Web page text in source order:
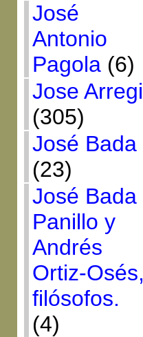
José
Antonio
Pagola(6)
Jose Arregi
(305)
José Bada
(23)
José Bada
Panillo y
Andrés
Ortiz-Osés,
filósofos.
(4)